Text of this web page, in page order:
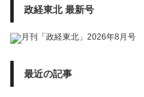
政経東北 最新号
最近の記事